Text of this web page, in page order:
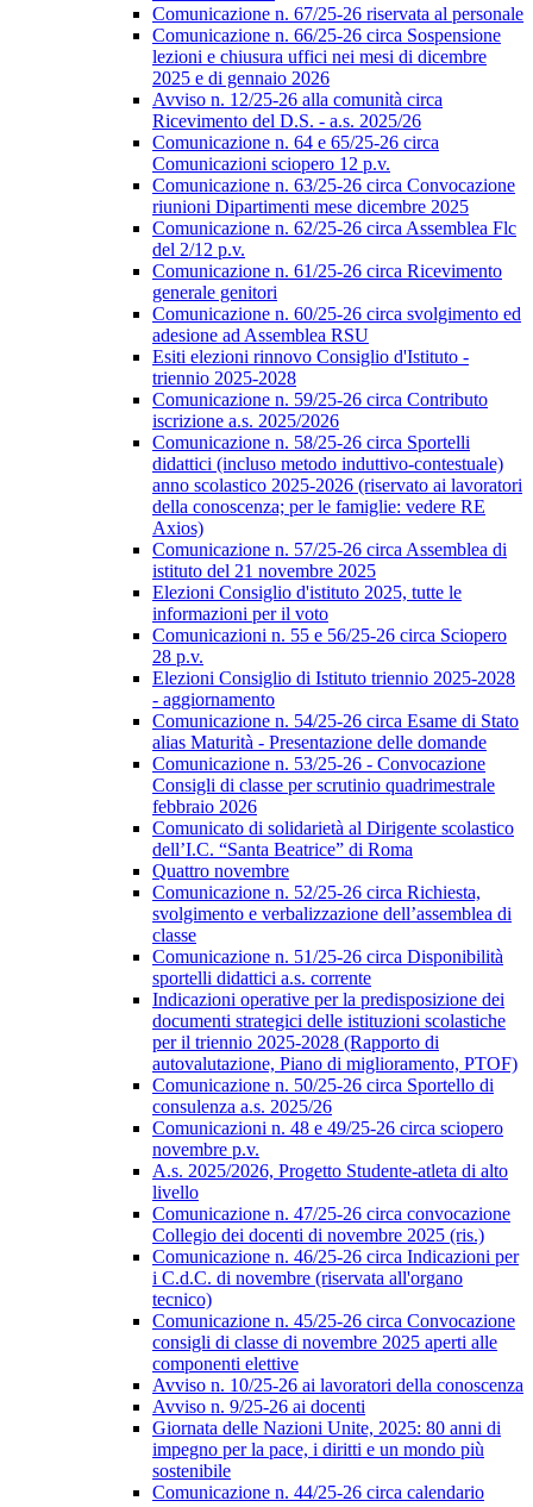
Comunicazione n. 67/25-26 riservata al personale
Comunicazione n. 66/25-26 circa Sospensione
lezioni e chiusura uffici nei mesi di dicembre
2025 e di gennaio 2026
Avviso n. 12/25-26 alla comunità circa
Ricevimento del D.S. - a.s. 2025/26
Comunicazione n. 64 e 65/25-26 circa
Comunicazioni sciopero 12 p.v.
Comunicazione n. 63/25-26 circa Convocazione
riunioni Dipartimenti mese dicembre 2025
Comunicazione n. 62/25-26 circa Assemblea Flc
del 2/12 p.v.
Comunicazione n. 61/25-26 circa Ricevimento
generale genitori
Comunicazione n. 60/25-26 circa svolgimento ed
adesione ad Assemblea RSU
Esiti elezioni rinnovo Consiglio d'Istituto -
triennio 2025-2028
Comunicazione n. 59/25-26 circa Contributo
iscrizione a.s. 2025/2026
Comunicazione n. 58/25-26 circa Sportelli
didattici (incluso metodo induttivo-contestuale)
anno scolastico 2025-2026 (riservato ai lavoratori
della conoscenza; per le famiglie: vedere RE
Axios)
Comunicazione n. 57/25-26 circa Assemblea di
istituto del 21 novembre 2025
Elezioni Consiglio d'istituto 2025, tutte le
informazioni per il voto
Comunicazioni n. 55 e 56/25-26 circa Sciopero
28 p.v.
Elezioni Consiglio di Istituto triennio 2025-2028
- aggiornamento
Comunicazione n. 54/25-26 circa Esame di Stato
alias Maturità - Presentazione delle domande
Comunicazione n. 53/25-26 - Convocazione
Consigli di classe per scrutinio quadrimestrale
febbraio 2026
Comunicato di solidarietà al Dirigente scolastico
dell’I.C. “Santa Beatrice” di Roma
Quattro novembre
Comunicazione n. 52/25-26 circa Richiesta,
svolgimento e verbalizzazione dell’assemblea di
classe
Comunicazione n. 51/25-26 circa Disponibilità
sportelli didattici a.s. corrente
Indicazioni operative per la predisposizione dei
documenti strategici delle istituzioni scolastiche
per il triennio 2025-2028 (Rapporto di
autovalutazione, Piano di miglioramento, PTOF)
Comunicazione n. 50/25-26 circa Sportello di
consulenza a.s. 2025/26
Comunicazioni n. 48 e 49/25-26 circa sciopero
novembre p.v.
A.s. 2025/2026, Progetto Studente-atleta di alto
livello
Comunicazione n. 47/25-26 circa convocazione
Collegio dei docenti di novembre 2025 (ris.)
Comunicazione n. 46/25-26 circa Indicazioni per
i C.d.C. di novembre (riservata all'organo
tecnico)
Comunicazione n. 45/25-26 circa Convocazione
consigli di classe di novembre 2025 aperti alle
componenti elettive
Avviso n. 10/25-26 ai lavoratori della conoscenza
Avviso n. 9/25-26 ai docenti
Giornata delle Nazioni Unite, 2025: 80 anni di
impegno per la pace, i diritti e un mondo più
sostenibile
Comunicazione n. 44/25-26 circa calendario